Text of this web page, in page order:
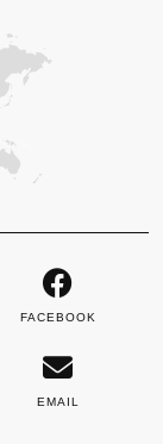
FACEBOOK
EMAIL